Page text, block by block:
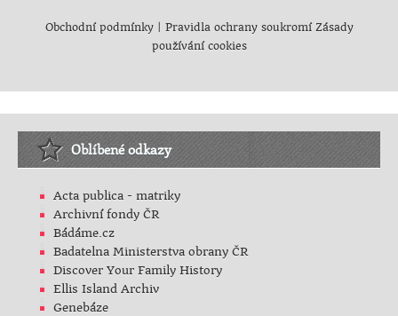
Obchodní podmínky| Pravidla ochrany soukromí Zásady
používání cookies
Oblíbené odkazy
Acta publica - matriky
Archivní fondy ČR
Bádáme.cz
Badatelna Ministerstva obrany ČR
Discover Your Family History
Ellis Island Archiv
Genebáze